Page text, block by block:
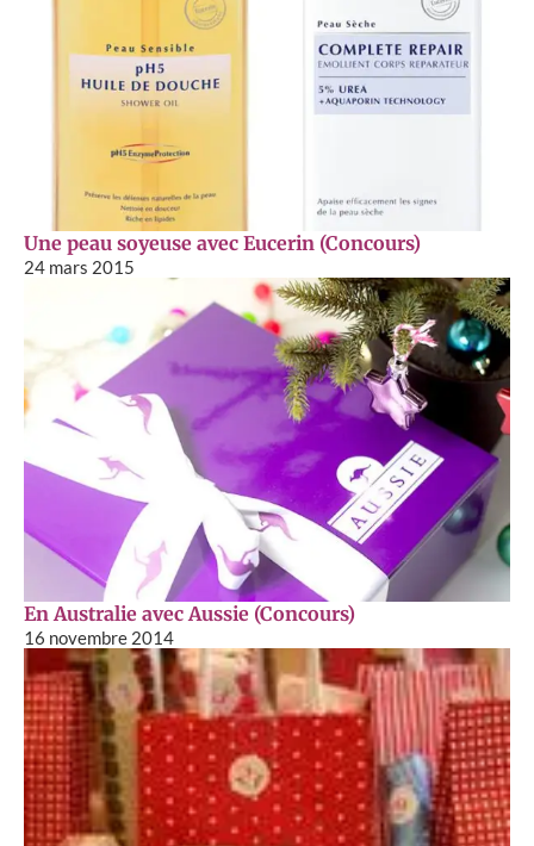
Une peau soyeuse avec Eucerin (Concours)
24 mars 2015
En Australie avec Aussie (Concours)
16 novembre 2014